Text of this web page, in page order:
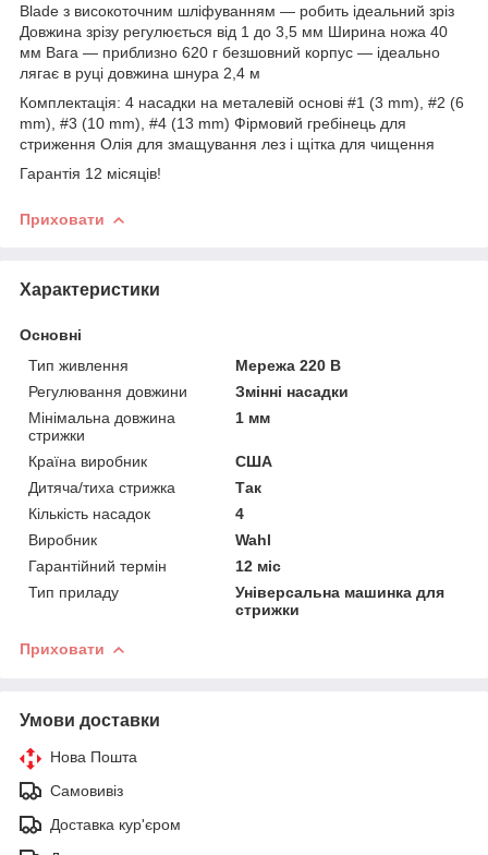
Blade з високоточним шліфуванням ― робить ідеальний зріз
Довжина зрізу регулюється від 1 до 3,5 мм Ширина ножа 40
мм Вага — приблизно 620 г безшовний корпус — ідеально
лягає в руці довжина шнура 2,4 м
Комплектація: 4 насадки на металевій основі #1 (3 mm), #2 (6
mm), #3 (10 mm), #4 (13 mm) Фірмовий гребінець для
стриження Олія для змащування лез і щітка для чищення
Гарантія 12 місяців!
Приховати
Характеристики
Основні
Тип живлення
Мережа 220 В
Регулювання довжини
Змінні насадки
Мінімальна довжина
стрижки
1 мм
Країна виробник
США
Дитяча/тиха стрижка
Так
Кількість насадок
4
Виробник
Wahl
Гарантійний термін
12 міс
Тип приладу
Універсальна машинка для
стрижки
Приховати
Умови доставки
Нова Пошта
Самовивіз
Доставка кур'єром